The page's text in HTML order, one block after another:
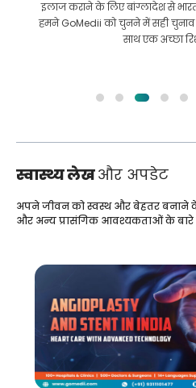
इलाज कराने के लिए बांग्लादेश से भारत
हमने GoMedii को चुनने में सही चुनाव
साथ एक अच्छा
स्वास्थ्य लेखऔर अपडेट
अपने जीवन को स्वस्थ और बेहतर बनाने के
और अन्य प्रासंगिक आवश्यकताओं के बारे